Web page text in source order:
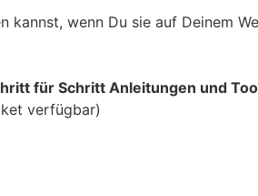
wenn Du sie auf Deinem
für Schritt Anleitungen und
verfügbar)